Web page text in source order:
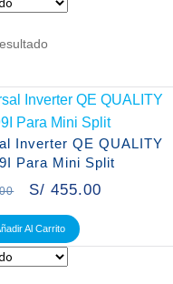
Inverter QE QUALITY
Para Mini Split
S/ 455.00
Al Carrito